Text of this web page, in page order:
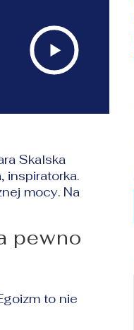
Skalska
inspiratorka.
mocy. Na
pewno
to nie